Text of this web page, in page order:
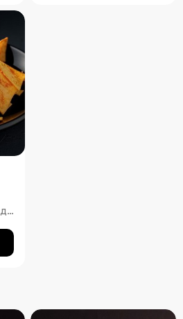
Представьте себе идеальное сочетание тонкого лаваша, превращенного в золотистые, равномерно подрумяненные чипсы. Каждый кусочек покрыт тонким слоем паприки, которая придает им легкий, но ощутимый аромат и пикантность. Эти чипсы не просто хрустят – они буквально тают во рту, оставляя приятное послевкусие соли и нежной остроты. Идеальный перекус для любого случая!